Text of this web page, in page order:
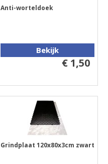
Anti-worteldoek
Bekijk
€ 1,50
Grindplaat 120x80x3cm zwart